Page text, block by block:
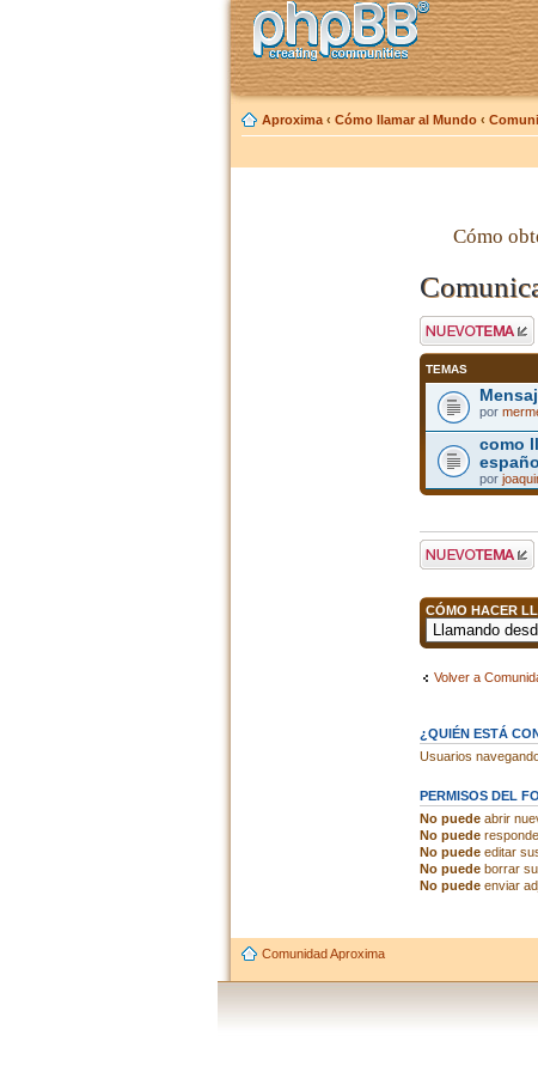
Aproxima ‹ Cómo llamar al Mundo ‹
Cómo
Publicar un nuevo
tema
TEMAS
por
como
por
Publicar un nuevo
tema
CÓMO HACER
Volver a
¿QUIÉN ESTÁ
Usuarios
PERMISOS DEL
No puedeabrir
No puede
No puedeeditar
No puedeborrar
No puedeenviar
Comunidad Aproxima